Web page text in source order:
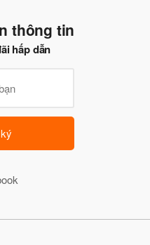
thông tin
hấp dẫn